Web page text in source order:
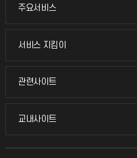
주요서비스
주요서비스
교무회의방송
서비스 지킴이
서비스 지킴이
묻고 답하기
관련사이트
관련사이트
국방헬프콜
교내사이트
교내사이트
교수회